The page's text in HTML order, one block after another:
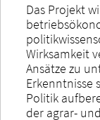
Das Projekt
Wirksamkeit
Ansätze zu
Erkenntnisse
Politik
der agrar-